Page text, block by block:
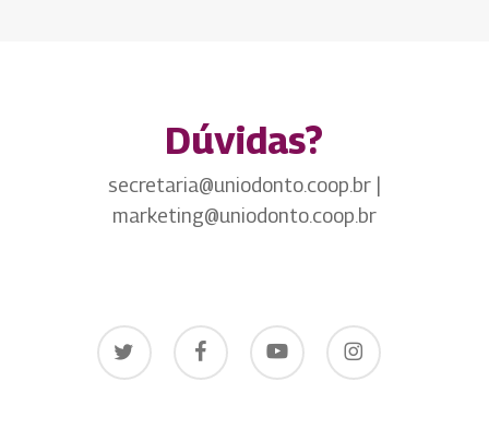
Dúvidas?
secretaria@uniodonto.coop.br |
marketing@uniodonto.coop.br
twitter facebook youtube instagram